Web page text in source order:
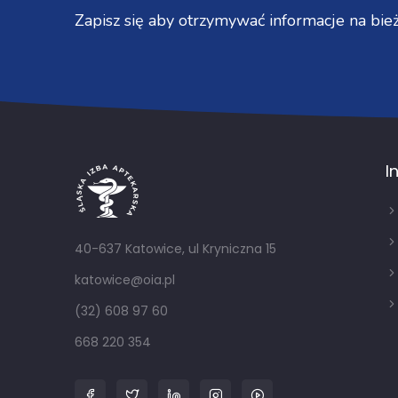
Zapisz się aby otrzymywać informacje na
40-637 Katowice, ul Kryniczna 15
katowice@oia.pl
(32) 608 97 60
668 220 354